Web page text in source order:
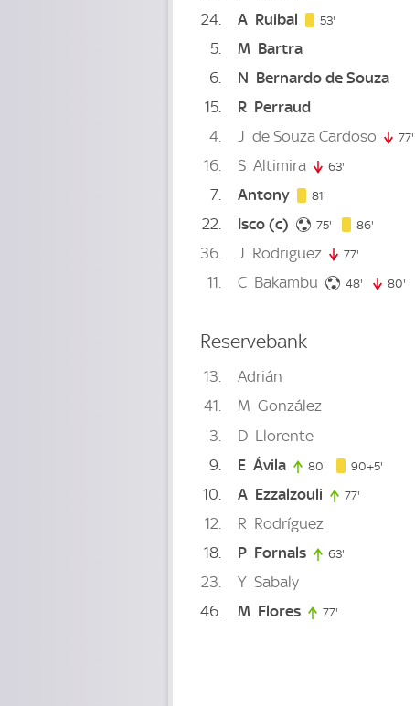
24
A Ruibal 53'
5 M Bartra
6
N Bernardo de Souza
15
R Perraud
4
J de Souza Cardoso 77'
16 S Altimira 63'
7 Antony 81'
22 Isco(c) 75' 75. minute
86'
36 J Rodriguez 77'
11 C Bakambu 48' 48. minute
80'
Reservebank
13
Adrián
41
M González
3
D Llorente
9
E Ávila 80' 80. minute
90+5'
10 A Ezzalzouli 77'
12 R Rodríguez
18
P Fornals 63'
23 Y Sabaly
46
M Flores 77'